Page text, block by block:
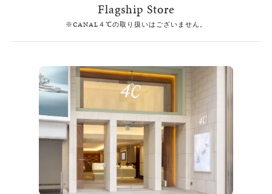
#ハーフエタニティリング
#エタニティ
#ダイヤモンド ネックレス
#eギフト
カテゴリー すべてのジュエリー
Flagship Store
※CANAL４℃の取り扱いはございません。